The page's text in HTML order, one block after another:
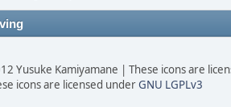
Yusuke Kamiyamane | These icons are
icons are licensed underGNU LGPLv3